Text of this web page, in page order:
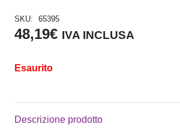
SKU: 65395
48,19€ IVA INCLUSA
Esaurito
Descrizione prodotto